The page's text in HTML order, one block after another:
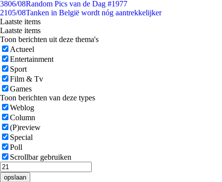
3806/08Random Pics van de Dag #1977
2105/08Tanken in België wordt nóg aantrekkelijker
Laatste items
Laatste items
Toon berichten uit deze thema's
Actueel
Entertainment
Sport
Film & Tv
Games
Toon berichten van deze types
Weblog
Column
(P)review
Special
Poll
Scrollbar gebruiken
opslaan